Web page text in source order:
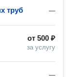
—
труб
от 500 ₽
за услугу
—